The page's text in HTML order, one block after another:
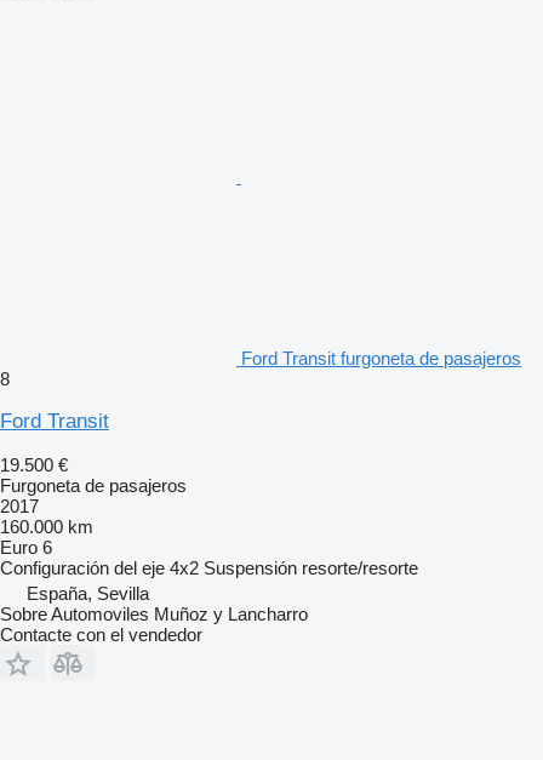
Ford Transit furgoneta de pasajeros
8
Ford Transit
19.500 €
Furgoneta de pasajeros
2017
160.000 km
Euro 6
Configuración del eje 4x2 Suspensión resorte/resorte
España, Sevilla
Sobre Automoviles Muñoz y Lancharro
Contacte con el vendedor